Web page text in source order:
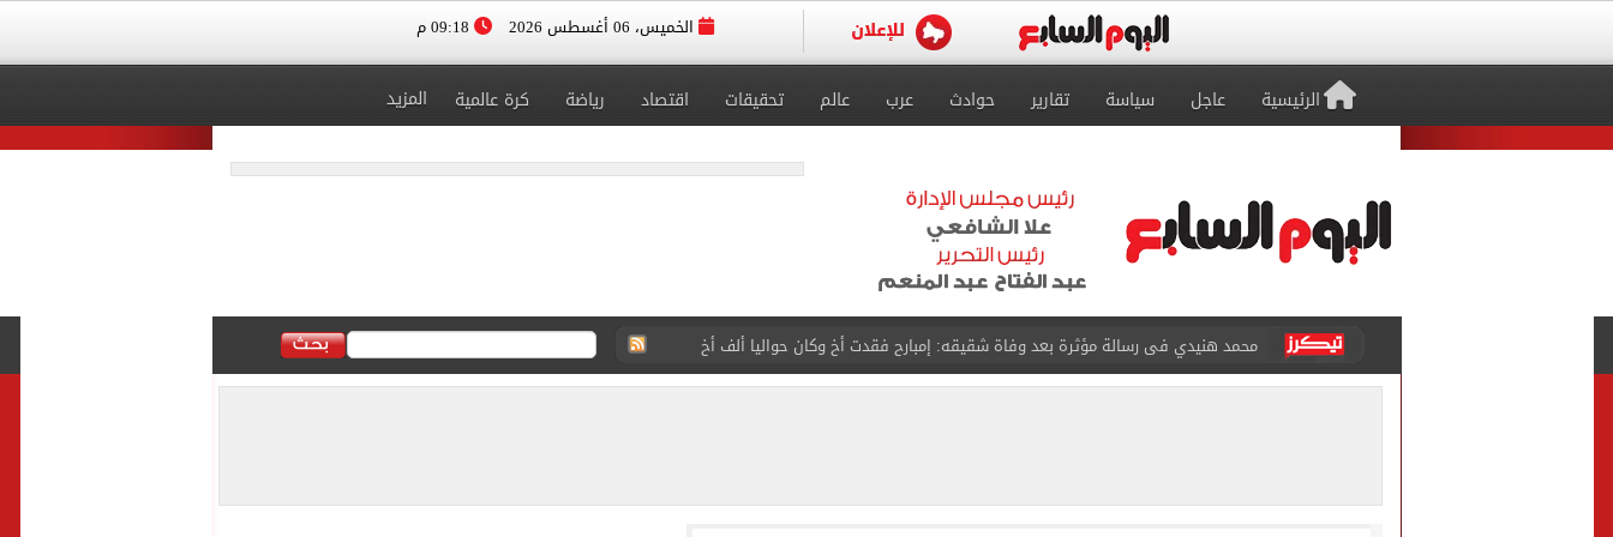
الخميس، 06 أغسطس 2026
الرئيسية عاجل سياسة تقارير حوادث عرب عالم تحقيقات اقتصاد رياضة كرة عالمية المزيد
محمد هنيدي فى رسالة مؤثرة بعد وفاة شقيقه: إمبارح فقدت أخ وكان حواليا ألف أخ
ما حكم رشّ المياه أمام المنازل؟.. أمين الفتوى يجيب (فيديو)
الذهب على مدار الساعة.. جرام عيار 21 يسجل 5950 جنيها